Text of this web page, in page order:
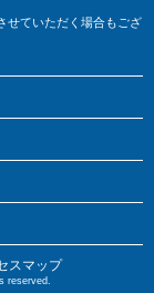
せていただく場合もござ
スマップ
reserved.